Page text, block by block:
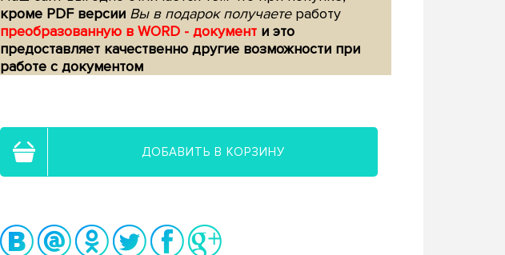
кроме PDF версии Вы в подарок получаетеработу
преобразованную в WORD - документ и это
предоставляет качественно другие возможности при
работе с документом
ДОБАВИТЬ В КОРЗИНУ